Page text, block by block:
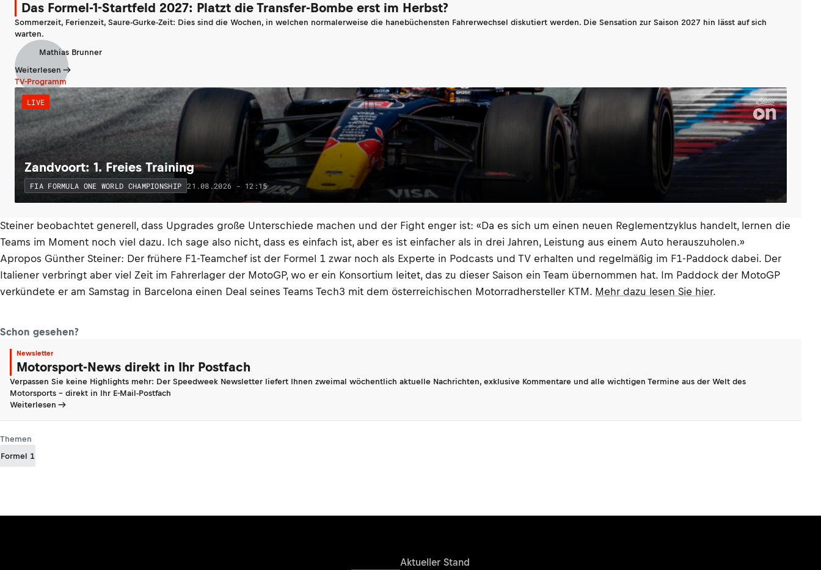
Das Formel-1-Startfeld 2027: Platzt die Transfer-Bombe erst im Herbst?
Sommerzeit, Ferienzeit, Saure-Gurke-Zeit: Dies sind die Wochen, in welchen normalerweise die hanebüchensten Fahrerwechsel diskutiert werden. Die Sensation zur Saison 2027 hin lässt auf sich
warten.
Mathias Brunner
Weiterlesen
TV-Programm
LIVE
Zandvoort: 1. Freies Training
FIA FORMULA ONE WORLD CHAMPIONSHIP 21.08.2026 - 12:15
Steiner beobachtet generell, dass Upgrades große Unterschiede machen und der Fight enger ist: «Da es sich um einen neuen Reglementzyklus handelt, lernen die
Teams im Moment noch viel dazu. Ich sage also nicht, dass es einfach ist, aber es ist einfacher als in drei Jahren, Leistung aus einem Auto herauszuholen.»
Apropos Günther Steiner: Der frühere F1-Teamchef ist der Formel 1 zwar noch als Experte in Podcasts und TV erhalten und regelmäßig im F1-Paddock dabei. Der
Italiener verbringt aber viel Zeit im Fahrerlager der MotoGP, wo er ein Konsortium leitet, das zu dieser Saison ein Team übernommen hat. Im Paddock der MotoGP
verkündete er am Samstag in Barcelona einen Deal seines Teams Tech3 mit dem österreichischen Motorradhersteller KTM. Mehr dazu lesen Sie hier.
Schon gesehen?
Newsletter
Motorsport-News direkt in Ihr Postfach
Verpassen Sie keine Highlights mehr: Der Speedweek Newsletter liefert Ihnen zweimal wöchentlich aktuelle Nachrichten, exklusive Kommentare und alle wichtigen Termine aus der Welt des
Motorsports - direkt in Ihr E-Mail-Postfach
Weiterlesen
Themen
Formel 1
Aktueller Stand